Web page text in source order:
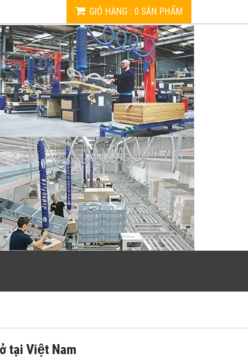
GIỎ HÀNG : 0 SẢN PHẨM
tại Việt Nam